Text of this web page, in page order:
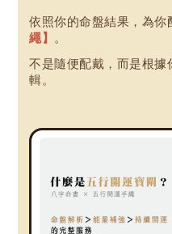
依照你的命盤結果，為你
繩】
不是隨便配戴，而是根據
輯。